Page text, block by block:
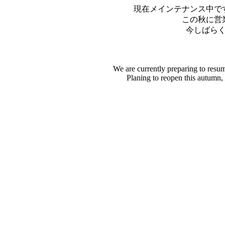
現在メインテナンス中
この秋に営
今しばら
We are currently preparing to
Planing to reopen this